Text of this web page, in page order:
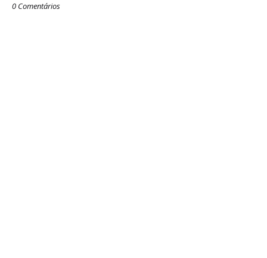
0 Comentários